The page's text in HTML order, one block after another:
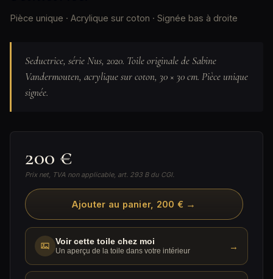
Pièce unique · Acrylique sur coton · Signée bas à droite
Seductrice, série Nus, 2020. Toile originale de Sabine
Vandermouten, acrylique sur coton, 30 × 30 cm. Pièce unique
signée.
200 €
Prix net, TVA non applicable, art. 293 B du CGI.
Ajouter au panier, 200 € →
Voir cette toile chez moi
Un aperçu de la toile dans votre intérieur →